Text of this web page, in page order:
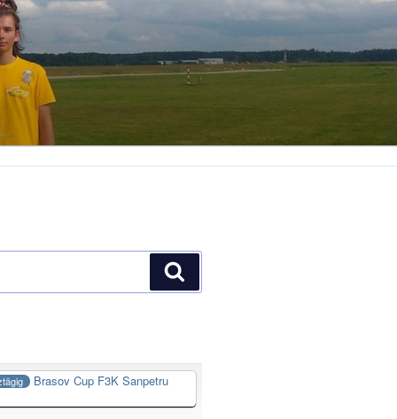
Brasov Cup F3K Sanpetru